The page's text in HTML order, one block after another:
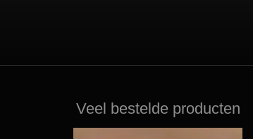
Veel bestelde producten